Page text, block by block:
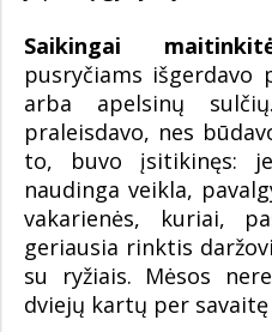
Saikingai
pusryčiams išgerdavo
arba apelsinų
praleisdavo, nes
to, buvo įsitikinęs:
naudinga veikla,
vakarienės, kuriai,
geriausia rinktis
su ryžiais. Mėsos
dviejų kartų per